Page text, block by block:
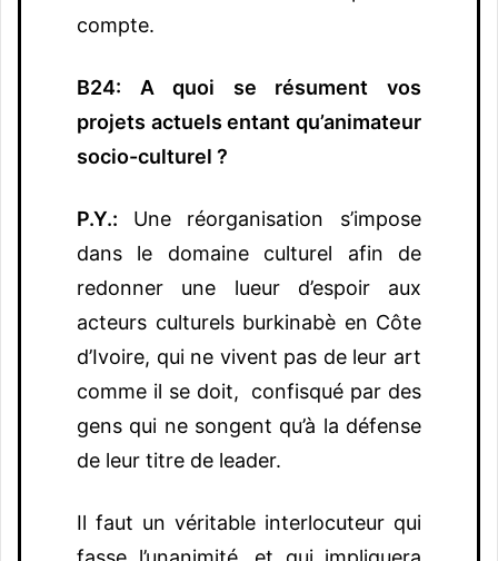
compte.
B24: A quoi se résument vos
projets actuels entant qu’animateur
socio-culturel ?
P.Y.: Une réorganisation s’impose
dans le domaine culturel afin de
redonner une lueur d’espoir aux
acteurs culturels burkinabè en Côte
d’Ivoire, qui ne vivent pas de leur art
comme il se doit, confisqué par des
gens qui ne songent qu’à la défense
de leur titre de leader.
Il faut un véritable interlocuteur qui